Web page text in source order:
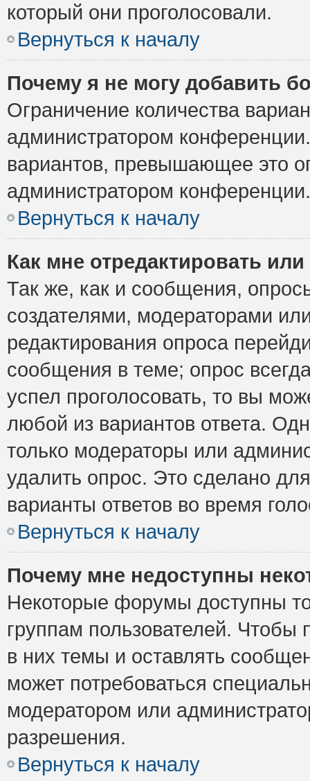
который они проголосовали.
Вернуться к началу
Почему я не могу добавить
Ограничение количества
администратором
вариантов, превышающее это
администратором конференции.
Вернуться к началу
Как мне отредактировать
Так же, как и сообщения,
создателями, модераторами
редактирования опроса
сообщения в теме; опрос
успел проголосовать, то вы
любой из вариантов ответа.
только модераторы или
удалить опрос. Это сделано
варианты ответов во время
Вернуться к началу
Почему мне недоступны
Некоторые форумы доступны
группам пользователей. Чтобы
в них темы и оставлять
может потребоваться
модератором или
разрешения.
Вернуться к началу